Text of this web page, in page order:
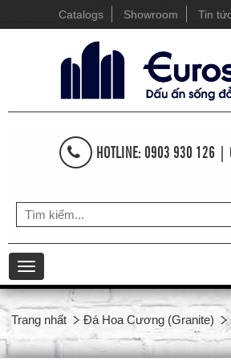
Catalogs Showroom Tin
HOTLINE: 0903 930 126
Toggle
navigation
Trang nhất Đá Hoa Cương (Granite)